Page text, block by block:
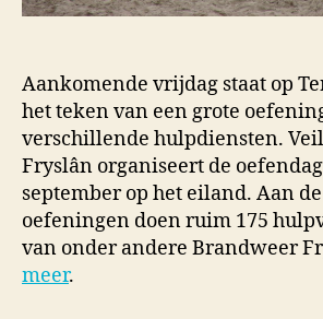
Aankomende vrijdag staat op
het teken van een grote
verschillende hulpdiensten.
Fryslân organiseert de
september op het eiland. Aan
oefeningen doen ruim 175
van onder andere Brandweer
meer.